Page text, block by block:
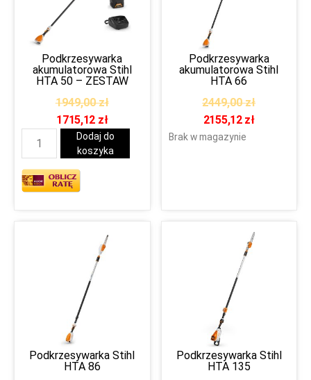
Podkrzesywarka
akumulatorowa Stihl
HTA 50 – ZESTAW
1949,00zł
1715,12 zł
Dodaj do
koszyka
Podkrzesywarka
akumulatorowa Stihl
HTA 66
2449,00zł
2155,12 zł
Brak w magazynie
Podkrzesywarka Stihl
HTA 86
Podkrzesywarka Stihl
HTA 135